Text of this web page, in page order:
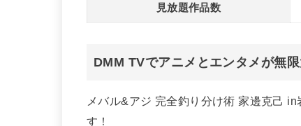
見放題作品数
DMM TVでアニメとエンタメが無
メバル&アジ 完全釣り分け術 家邊克己
す！